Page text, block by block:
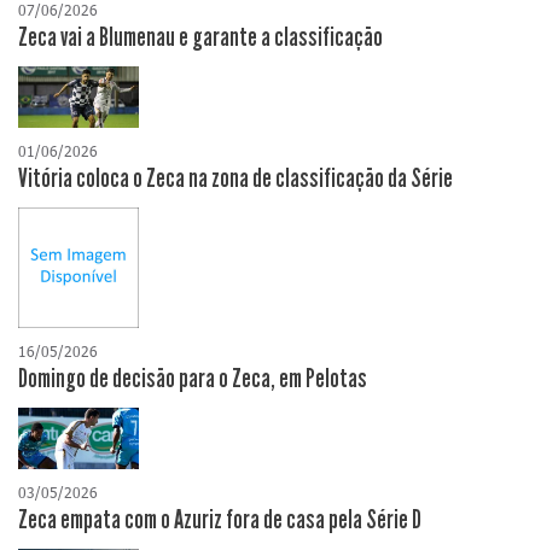
07/06/2026
Zeca vai a Blumenau e garante a classificação
01/06/2026
Vitória coloca o Zeca na zona de classificação da Série
16/05/2026
Domingo de decisão para o Zeca, em Pelotas
03/05/2026
Zeca empata com o Azuriz fora de casa pela Série D